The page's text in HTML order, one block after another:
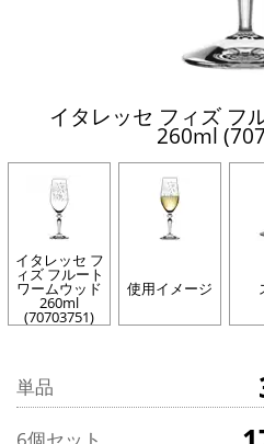
イタレッセ フィズ フ
260ml
イタレッセ フ
ィズ フルート
ワームウッド
260ml
(70703751)
使用イメージ
単品